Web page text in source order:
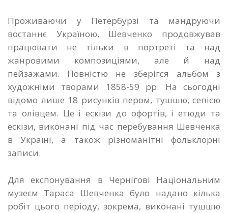
Проживаючи у Петербурзі та мандруючи
востаннє Україною, Шевченко продовжував
працювати не тільки в портреті та над
жанровими композиціями, але й над
пейзажами. Повністю не зберігся альбом з
художніми творами 1858-59 рр. На сьогодні
відомо лише 18 рисунків пером, тушшю, сепією
та олівцем. Це і ескізи до офортів, і етюди та
ескізи, виконані під час перебування Шевченка
в Україні, а також різноманітні фольклорні
записи.
Для експонування в Чернігові Національним
музеєм Тараса Шевченка було надано кілька
робіт цього періоду, зокрема, виконані тушшю